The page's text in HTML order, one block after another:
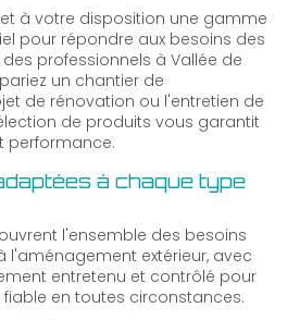
à votre disposition une gamme
pour répondre aux besoins des
professionnels à Vallée de
un chantier de
de rénovation ou l'entretien de
de produits vous garantit
performance.
à chaque type
l'ensemble des besoins
l'aménagement extérieur, avec
entretenu et contrôlé pour
en toutes circonstances.